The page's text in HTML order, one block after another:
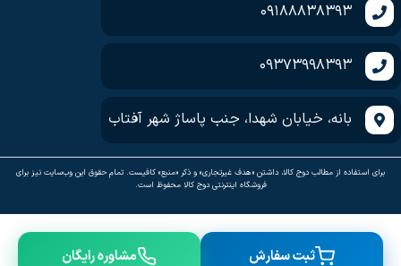
09188838393
09373998393
بانه، خیابان شهدا، جنب پاساژ شهر آفتاب
برای استفاده از مطالب دوج کالا، داشتن «هدف غیرتجاری» و ذکر «منبع» کافیست. تمام حقوق اين وب‌سايت نیز برای
فروشگاه اینترنتی دوج کالا محفوظ است.
ثبت سفارش مشاوره رایگان